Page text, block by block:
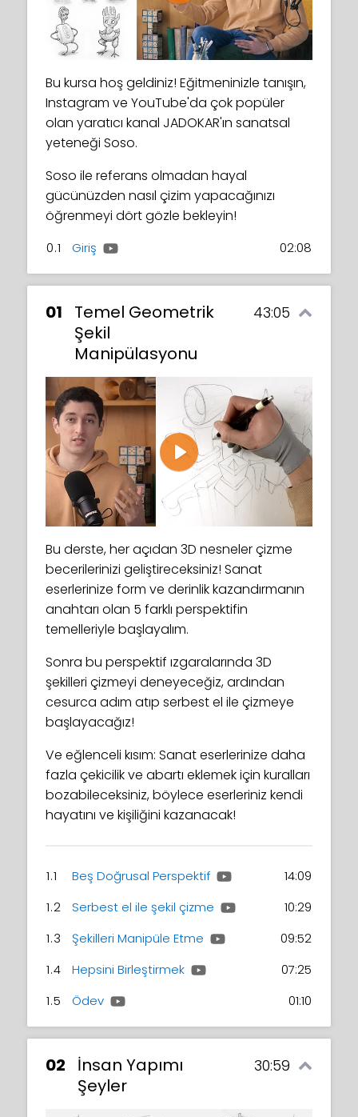
Bu kursa hoş geldiniz! Eğitmeninizle tanışın,
Instagram ve YouTube'da çok popüler
olan yaratıcı kanal JADOKAR'ın sanatsal
yeteneği Soso.
Soso ile referans olmadan hayal
gücünüzden nasıl çizim yapacağınızı
öğrenmeyi dört gözle bekleyin!
0.1 Giriş 02:08
01
Temel Geometrik
Şekil
Manipülasyonu
43:05
Play
Bu derste, her açıdan 3D nesneler çizme
becerilerinizi geliştireceksiniz! Sanat
eserlerinize form ve derinlik kazandırmanın
anahtarı olan 5 farklı perspektifin
temelleriyle başlayalım.
Sonra bu perspektif ızgaralarında 3D
şekilleri çizmeyi deneyeceğiz, ardından
cesurca adım atıp serbest el ile çizmeye
başlayacağız!
Ve eğlenceli kısım: Sanat eserlerinize daha
fazla çekicilik ve abartı eklemek için kuralları
bozabileceksiniz, böylece eserleriniz kendi
hayatını ve kişiliğini kazanacak!
1.1 Beş Doğrusal Perspektif
14:09
1.2
Serbest el ile şekil çizme
10:29
1.3
Şekilleri Manipüle Etme
09:52
1.4
Hepsini Birleştirmek
07:25
1.5
Ödev 01:10
02
İnsan Yapımı
Şeyler
30:59